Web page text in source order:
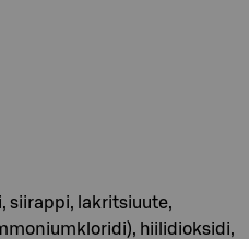
siirappi, lakritsiuute,
hiilidioksidi,